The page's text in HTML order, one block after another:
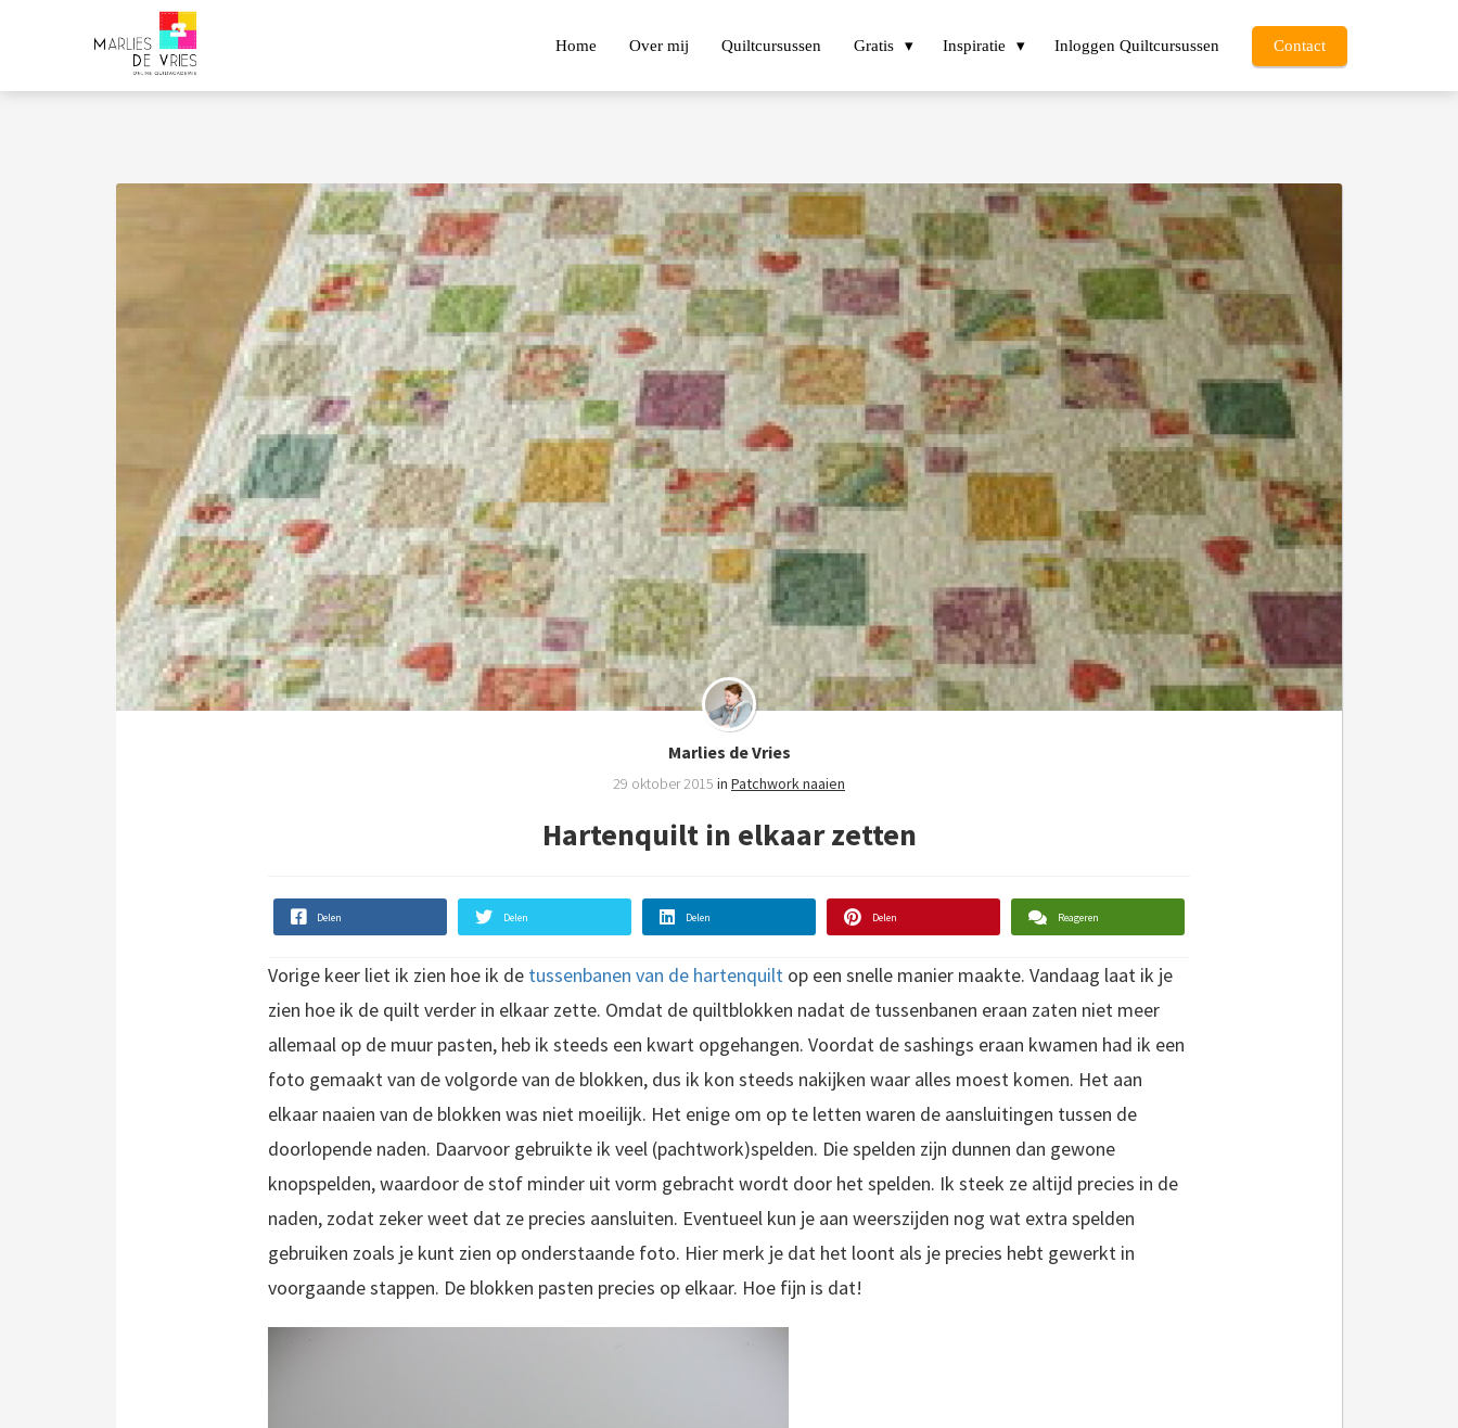
Home Over mij Quiltcursussen Gratis Inspiratie Inloggen Quiltcursussen Contact
Marlies de Vries
29 oktober 2015 in Patchwork naaien
Hartenquilt in elkaar zetten
Delen Delen Delen Delen Reageren
Vorige keer liet ik zien hoe ik de tussenbanen van de hartenquilt op een snelle manier maakte. Vandaag laat ik je
zien hoe ik de quilt verder in elkaar zette. Omdat de quiltblokken nadat de tussenbanen eraan zaten niet meer
allemaal op de muur pasten, heb ik steeds een kwart opgehangen. Voordat de sashings eraan kwamen had ik een
foto gemaakt van de volgorde van de blokken, dus ik kon steeds nakijken waar alles moest komen. Het aan
elkaar naaien van de blokken was niet moeilijk. Het enige om op te letten waren de aansluitingen tussen de
doorlopende naden. Daarvoor gebruikte ik veel (pachtwork)spelden. Die spelden zijn dunnen dan gewone
knopspelden, waardoor de stof minder uit vorm gebracht wordt door het spelden. Ik steek ze altijd precies in de
naden, zodat zeker weet dat ze precies aansluiten. Eventueel kun je aan weerszijden nog wat extra spelden
gebruiken zoals je kunt zien op onderstaande foto. Hier merk je dat het loont als je precies hebt gewerkt in
voorgaande stappen. De blokken pasten precies op elkaar. Hoe fijn is dat!